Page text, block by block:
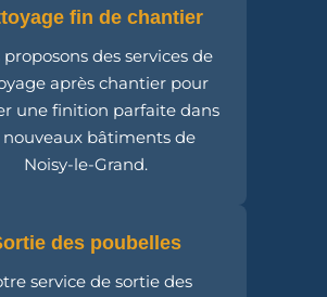
fin de chantier
proposons des services de
après chantier pour
une finition parfaite dans
nouveaux bâtiments de
Noisy-le-Grand.
des poubelles
service de sortie des